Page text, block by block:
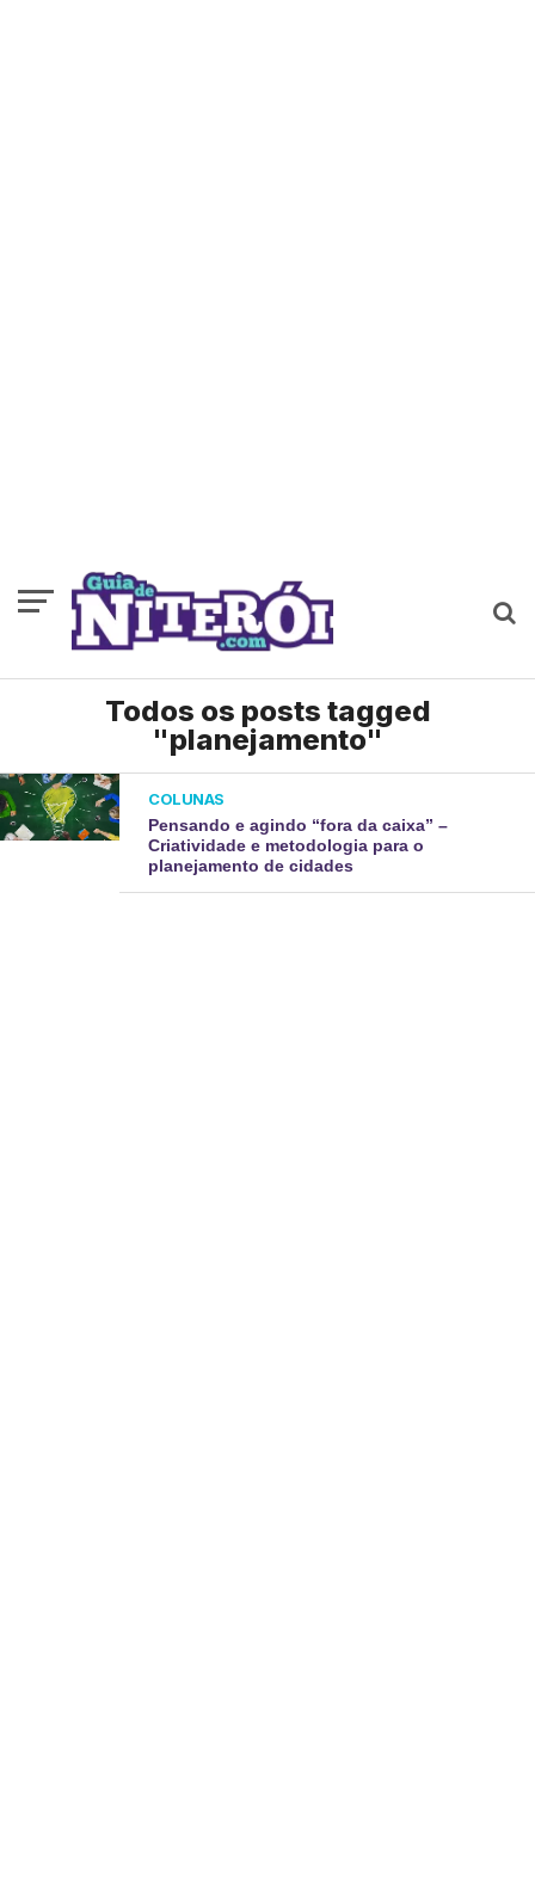
Todos os posts tagged
"planejamento"
COLUNAS
Pensando e agindo “fora da caixa” –
Criatividade e metodologia para o
planejamento de cidades